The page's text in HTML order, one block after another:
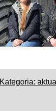
Kategoria: